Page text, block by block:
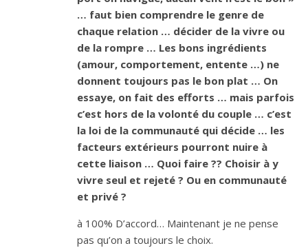
… faut bien comprendre le genre de
chaque relation … décider de la vivre ou
de la rompre … Les bons ingrédients
(amour, comportement, entente …) ne
donnent toujours pas le bon plat … On
essaye, on fait des efforts … mais parfois
c’est hors de la volonté du couple … c’est
la loi de la communauté qui décide … les
facteurs extérieurs pourront nuire à
cette liaison … Quoi faire ?? Choisir à y
vivre seul et rejeté ? Ou en communauté
et privé ?
à 100% D’accord… Maintenant je ne pense
pas qu’on a toujours le choix.